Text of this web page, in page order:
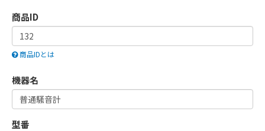
商品ID
商品IDとは
機器名
型番